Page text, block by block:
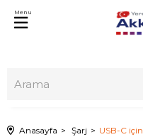
Menu
Anasayfa Şarj USB-C için